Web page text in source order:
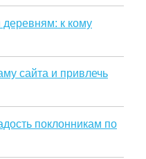
к кому
сайта и привлечь
поклонникам по